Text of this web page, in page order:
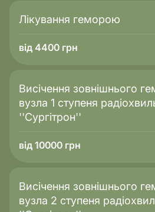
Лікування геморою
від 4400 грн
Висічення зовнішнього
вузла 1 ступеня
''Сургітрон''
від 10000 грн
Висічення зовнішнього
вузла 2 ступеня